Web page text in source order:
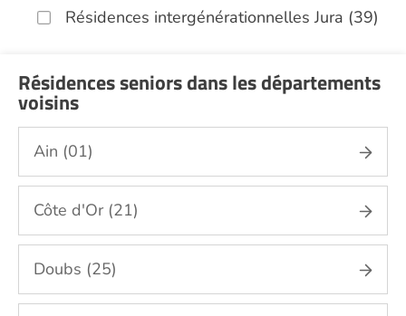
Résidences intergénérationnelles Jura (39)
Résidences seniors dans les départements
voisins
Ain (01)
Côte d'Or (21)
Doubs (25)